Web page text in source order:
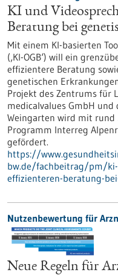
KI und
Beratung bei
Mit einem KI-basierten
(‚KI-OGB‘) will ein
effizientere Beratung
genetischen
Projekt des Zentrums für
medicalvalues GmbH und
Weingarten wird mit rund
Programm Interreg
gefördert.
https://
bw.de/fachbeitrag/pm/
effizienteren-beratung-
Nutzenbewertung für
Neue Regeln für